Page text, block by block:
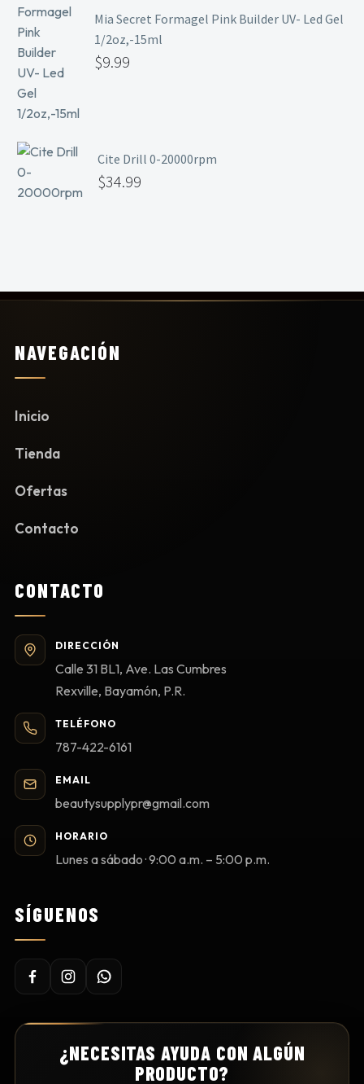
Mia Secret Formagel Pink Builder UV- Led Gel
1/2oz,-15ml
$9.99
Cite Drill 0-20000rpm
$34.99
NAVEGACIÓN
Inicio
Tienda
Ofertas
Contacto
CONTACTO
DIRECCIÓN
Calle 31 BL1, Ave. Las Cumbres
Rexville, Bayamón, P.R.
TELÉFONO
787-422-6161
EMAIL
beautysupplypr@gmail.com
HORARIO
Lunes a sábado · 9:00 a.m. – 5:00 p.m.
SÍGUENOS
¿NECESITAS AYUDA CON ALGÚN
PRODUCTO?